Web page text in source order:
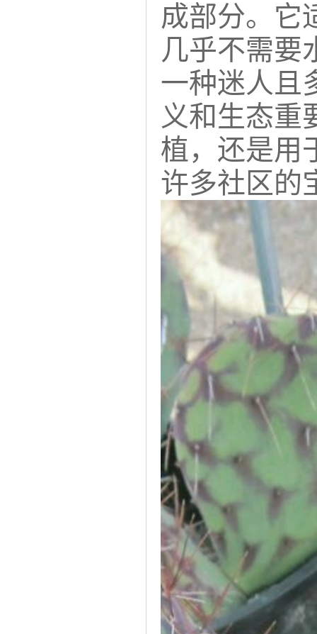
成部分。它
几乎不需要
一种迷人且
义和生态重
植，还是用
许多社区的